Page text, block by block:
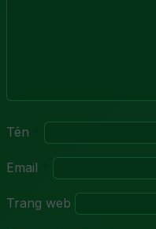
Tên
Email
Trang web